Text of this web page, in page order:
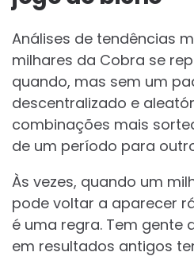
Análises de tendências
milhares da Cobra se
quando, mas sem um
descentralizado e
combinações mais
de um período para
Às vezes, quando um
pode voltar a aparecer
é uma regra. Tem gente
em resultados antigos